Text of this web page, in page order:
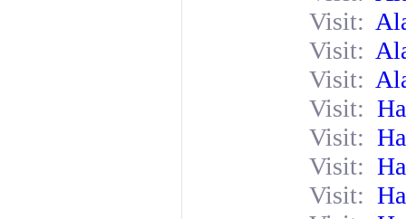
Visit:
Visit:
Visit:
Visit:
Visit:
Visit:
Visit: